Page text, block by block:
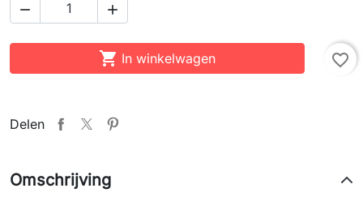
 
 In winkelwagen favorite_border
Delen
Omschrijving